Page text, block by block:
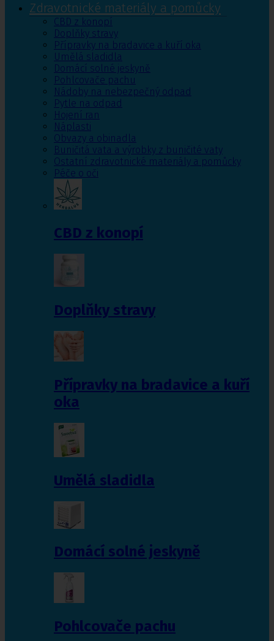
Zdravotnické materiály a pomůcky
CBD z konopí
Doplňky stravy
Přípravky na bradavice a kuří oka
Umělá sladidla
Domácí solné jeskyně
Pohlcovače pachu
Nádoby na nebezpečný odpad
Pytle na odpad
Hojení ran
Náplasti
Obvazy a obinadla
Buničitá vata a výrobky z buničité vaty
Ostatní zdravotnické materiály a pomůcky
Péče o oči
CBD z konopí
Doplňky stravy
Přípravky na bradavice a kuří
oka
Umělá sladidla
Domácí solné jeskyně
Pohlcovače pachu